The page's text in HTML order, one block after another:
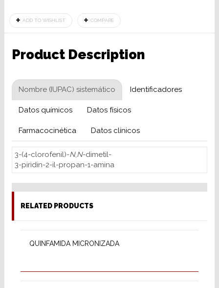
ADD TO WISHLIST COMPARE
Product Description
Nombre (IUPAC) sistemático Identificadores
Datos químicos Datos físicos
Farmacocinética Datos clínicos
3-(4-clorofenil)-N,N-dimetil-
3-piridin-2-il-propan-1-amina
RELATED PRODUCTS
QUINFAMIDA MICRONIZADA
READ MORE
READ MORE